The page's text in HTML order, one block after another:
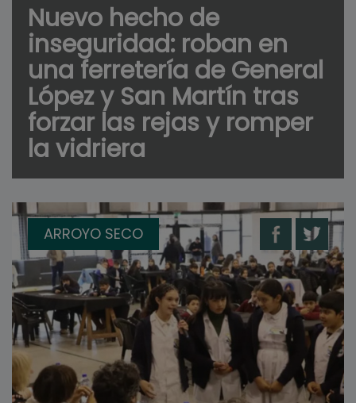
Nuevo hecho de
inseguridad: roban en
una ferretería de General
López y San Martín tras
forzar las rejas y romper
la vidriera
ARROYO SECO